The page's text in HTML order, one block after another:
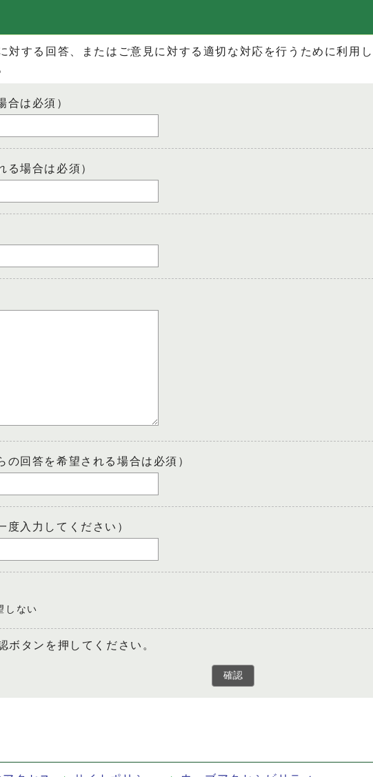
対する回答、またはご意見に対する適切な対応を行うために利用
合は必須）
る場合は必須）
の回答を希望される場合は必須）
度入力してください）
しない
ボタンを押してください。
確認